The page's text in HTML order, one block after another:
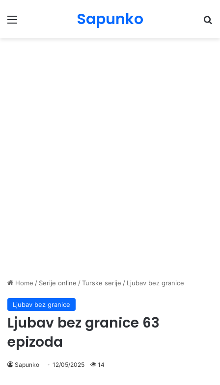
Menu Sapunko
Home / Serije online /Turske serije / Ljubav bez granice
Ljubav bez granice
Ljubav bez granice 63
epizoda
Sapunko 12/05/2025 14